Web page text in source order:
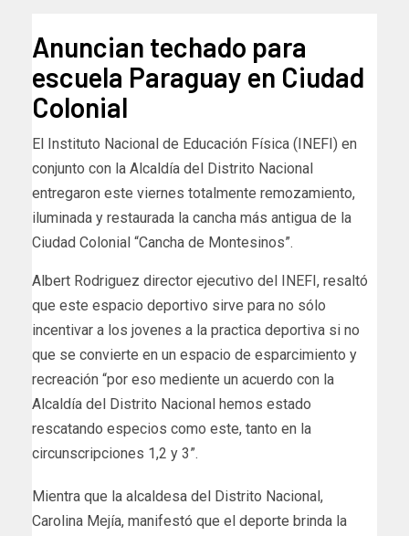
Anuncian techado para
escuela Paraguay en Ciudad
Colonial
El Instituto Nacional de Educación Física (INEFI) en
conjunto con la Alcaldía del Distrito Nacional
entregaron este viernes totalmente remozamiento,
iluminada y restaurada la cancha más antigua de la
Ciudad Colonial “Cancha de Montesinos”.
Albert Rodriguez director ejecutivo del INEFI, resaltó
que este espacio deportivo sirve para no sólo
incentivar a los jovenes a la practica deportiva si no
que se convierte en un espacio de esparcimiento y
recreación “por eso mediente un acuerdo con la
Alcaldía del Distrito Nacional hemos estado
rescatando especios como este, tanto en la
circunscripciones 1,2 y 3”.
Mientra que la alcaldesa del Distrito Nacional,
Carolina Mejía, manifestó que el deporte brinda la